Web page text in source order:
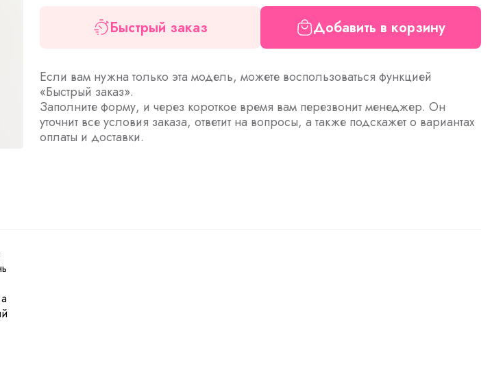
Быстрый заказ Добавить в корзину
Если вам нужна только эта модель, можете воспользоваться функцией
«Быстрый заказ».
Заполните форму, и через короткое время вам перезвонит менеджер. Он
уточнит все условия заказа, ответит на вопросы, а также подскажет о вариантах
оплаты и доставки.